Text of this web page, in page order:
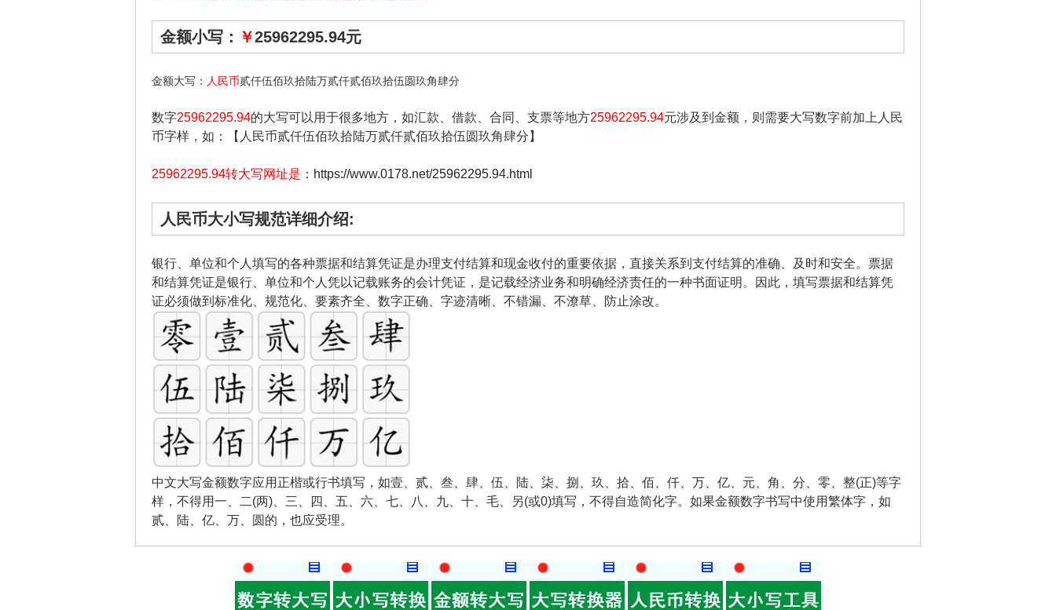
金额小写： ￥25962295.94元
金额大写： 人民币贰仟伍佰玖拾陆万贰仟贰佰玖拾伍圆玖角肆分
数字25962295.94的大写可以用于很多地方，如汇款、借款、合同、支票等地方25962295.94元涉及到金额，则需要大写数字前加上人民
币字样，如：【人民币贰仟伍佰玖拾陆万贰仟贰佰玖拾伍圆玖角肆分】
25962295.94转大写网址是 ： https://www.0178.net/25962295.94.html
人民币大小写规范详细介绍:
银行、单位和个人填写的各种票据和结算凭证是办理支付结算和现金收付的重要依据，直接关系到支付结算的准确、及时和安全。票据
和结算凭证是银行、单位和个人凭以记载账务的会计凭证，是记载经济业务和明确经济责任的一种书面证明。因此，填写票据和结算凭
证必须做到标准化、规范化、要素齐全、数字正确、字迹清晰、不错漏、不潦草、防止涂改。
中文大写金额数字应用正楷或行书填写，如壹、贰、叁、肆、伍、陆、柒、捌、玖、拾、佰、仟、万、亿、元、角、分、零、整(正)等字
样，不得用一、二(两)、三、四、五、六、七、八、九、十、毛、另(或0)填写，不得自造简化字。如果金额数字书写中使用繁体字，如
贰、陆、亿、万、圆的，也应受理。